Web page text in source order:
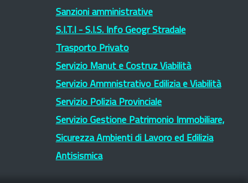
Sanzioni amministrative
S.I.T.I - S.I.S. Info Geogr Stradale
Trasporto Privato
Servizio Manut e Costruz Viabilità
Servizio Ammnistrativo Edilizia e Viabilità
Servizio Polizia Provinciale
Servizio Gestione Patrimonio Immobiliare,
Sicurezza Ambienti di Lavoro ed Edilizia
Antisismica